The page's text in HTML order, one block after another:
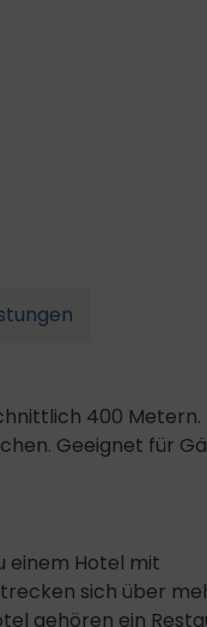
400 Metern.
Geeignet für
einem Hotel mit
sich über
gehören ein